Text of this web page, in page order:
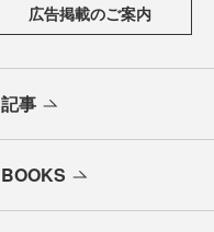
広告掲載のご案内
記事
BOOKS